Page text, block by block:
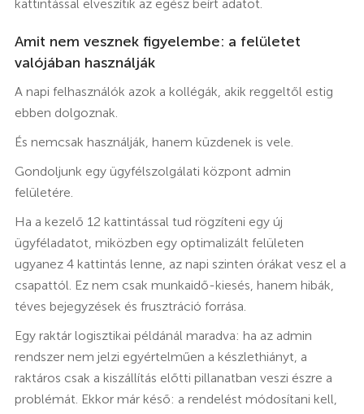
kattintással elveszítik az egész beírt adatot.
Amit nem vesznek figyelembe: a felületet
valójában használják
A napi felhasználók azok a kollégák, akik reggeltől estig
ebben dolgoznak.
És nemcsak használják, hanem küzdenek is vele.
Gondoljunk egy ügyfélszolgálati központ admin
felületére.
Ha a kezelő 12 kattintással tud rögzíteni egy új
ügyféladatot, miközben egy optimalizált felületen
ugyanez 4 kattintás lenne, az napi szinten órákat vesz el a
csapattól. Ez nem csak munkaidő-kiesés, hanem hibák,
téves bejegyzések és frusztráció forrása.
Egy raktár logisztikai példánál maradva: ha az admin
rendszer nem jelzi egyértelműen a készlethiányt, a
raktáros csak a kiszállítás előtti pillanatban veszi észre a
problémát. Ekkor már késő: a rendelést módosítani kell,